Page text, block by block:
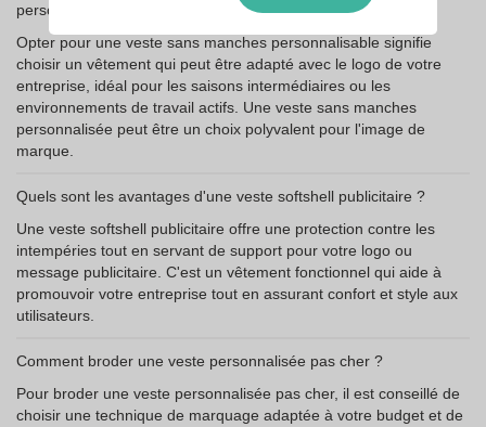
personnalisable ?
Opter pour une veste sans manches personnalisable signifie
choisir un vêtement qui peut être adapté avec le logo de votre
entreprise, idéal pour les saisons intermédiaires ou les
environnements de travail actifs. Une veste sans manches
personnalisée peut être un choix polyvalent pour l'image de
marque.
Quels sont les avantages d'une veste softshell publicitaire ?
Une veste softshell publicitaire offre une protection contre les
intempéries tout en servant de support pour votre logo ou
message publicitaire. C'est un vêtement fonctionnel qui aide à
promouvoir votre entreprise tout en assurant confort et style aux
utilisateurs.
Comment broder une veste personnalisée pas cher ?
Pour broder une veste personnalisée pas cher, il est conseillé de
choisir une technique de marquage adaptée à votre budget et de